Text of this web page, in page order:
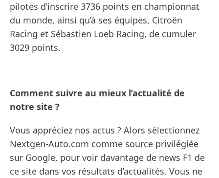
pilotes d’inscrire 3736 points en championnat
du monde, ainsi qu’à ses équipes, Citroën
Racing et Sébastien Loeb Racing, de cumuler
3029 points.
Comment suivre au mieux l’actualité de
notre site ?
Vous appréciez nos actus ? Alors sélectionnez
Nextgen-Auto.com comme source privilégiée
sur Google, pour voir davantage de news F1 de
ce site dans vos résultats d’actualités. Vous ne